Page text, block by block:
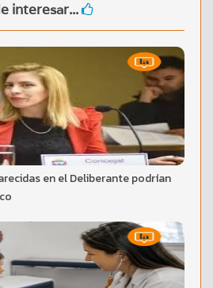
interesar...
en el Deliberante podrían